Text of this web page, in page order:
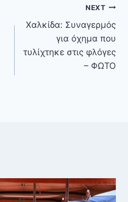
NEXT
Χαλκίδα: Συναγερμός
για όχημα που
τυλίχτηκε στις φλόγες
– ΦΩΤΟ